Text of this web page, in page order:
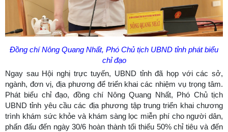
Đồng chí Nông Quang Nhất, Phó Chủ tịch UBND tỉnh phát biểu
chỉ đạo
Ngay sau Hội nghị trực tuyến, UBND tỉnh đã họp với các sở,
ngành, đơn vị, địa phương để triển khai các nhiệm vụ trọng tâm.
Phát biểu chỉ đạo, đồng chí Nông Quang Nhất, Phó Chủ tịch
UBND tỉnh yêu cầu các địa phương tập trung triển khai chương
trình khám sức khỏe và khám sàng lọc miễn phí cho người dân,
phấn đấu đến ngày 30/6 hoàn thành tối thiểu 50% chỉ tiêu và đến